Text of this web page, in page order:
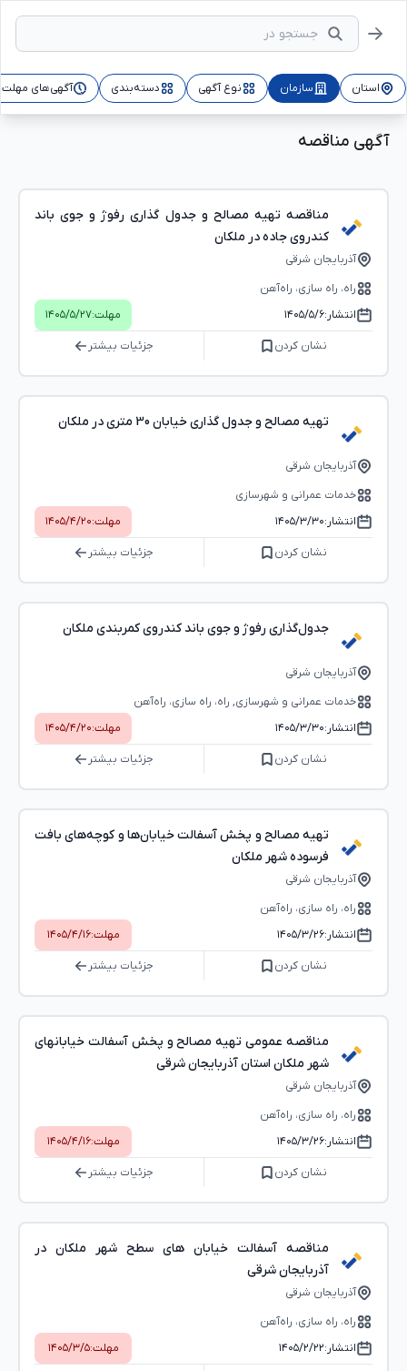
استان سازمان نوع آگهی دسته‌بندی آگهی‌های
آگهی مناقصه
مناقصه تهیه مصالح و جدول گذاری رفوژ و جوی باند
کندروی جاده در ملکان
آذربایجان شرقی
راه، راه‌ سازی، راه‌آهن
انتشار:۱۴۰۵/۵/۶ مهلت:۱۴۰۵/۵/۲۷
نشان کردن جزئیات بیشتر
تهیه مصالح و جدول گذاری خیابان 30 متری در ملکان
آذربایجان شرقی
خدمات عمرانی و شهرسازی
انتشار:۱۴۰۵/۳/۳۰ مهلت:۱۴۰۵/۴/۲۰
نشان کردن جزئیات بیشتر
جدول‌گذاری رفوژ و جوی باند کندروی کمربندی ملکان
آذربایجان شرقی
خدمات عمرانی و شهرسازی, راه، راه‌ سازی، راه‌آهن
انتشار:۱۴۰۵/۳/۳۰ مهلت:۱۴۰۵/۴/۲۰
نشان کردن جزئیات بیشتر
تهیه مصالح و پخش آسفالت خیابان‌ها و کوچه‌های بافت
فرسوده شهر ملکان
آذربایجان شرقی
راه، راه‌ سازی، راه‌آهن
انتشار:۱۴۰۵/۳/۲۶ مهلت:۱۴۰۵/۴/۱۶
نشان کردن جزئیات بیشتر
مناقصه عمومی تهیه مصالح و پخش آسفالت خیابانهای
شهر ملکان استان آذربایجان شرقی
آذربایجان شرقی
راه، راه‌ سازی، راه‌آهن
انتشار:۱۴۰۵/۳/۲۶ مهلت:۱۴۰۵/۴/۱۶
نشان کردن جزئیات بیشتر
مناقصه آسفالت خیابان های سطح شهر ملکان در
آذربایجان شرقی
آذربایجان شرقی
راه، راه‌ سازی، راه‌آهن
انتشار:۱۴۰۵/۲/۲۲ مهلت:۱۴۰۵/۳/۵